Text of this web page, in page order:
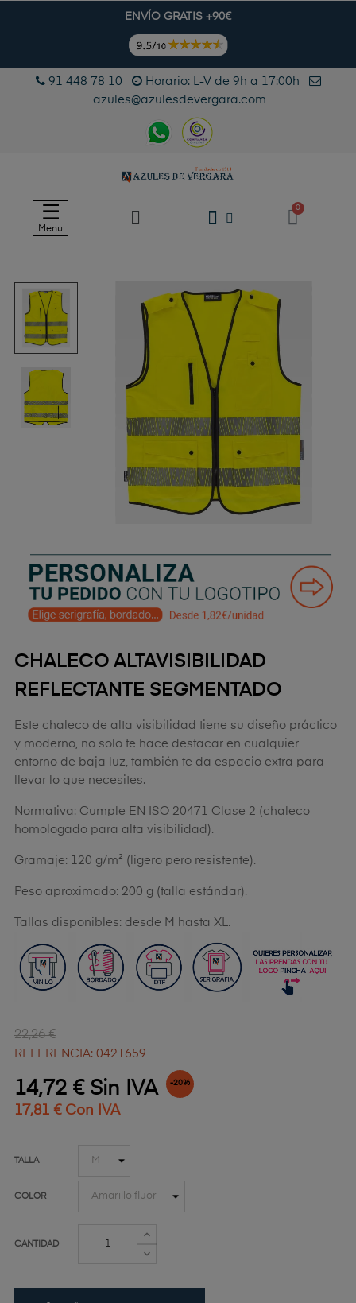
ENVÍO GRATIS +90€
91 448 78 10
Horario: L-V de 9h a 17:00h
azules@azulesdevergara.com
Navegación
de
☰
Menu
CHALECO ALTAVISIBILIDAD
REFLECTANTE SEGMENTADO
Este chaleco de alta visibilidad tiene su diseño práctico
y moderno, no solo te hace destacar en cualquier
entorno de baja luz, también te da espacio extra para
llevar lo que necesites.
Normativa: Cumple EN ISO 20471 Clase 2 (chaleco
homologado para alta visibilidad).
Gramaje: 120 g/m² (ligero pero resistente).
Peso aproximado: 200 g (talla estándar).
Tallas disponibles: desde M hasta XL.
22,26 €
REFERENCIA: 0421659
14,72 € Sin IVA -20%
17,81 € Con IVA
TALLA
COLOR
CANTIDAD